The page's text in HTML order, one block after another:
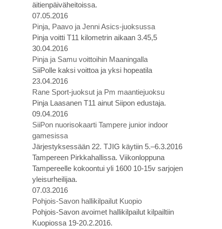
äitienpäiväheitoissa.
07.05.2016
Pinja, Paavo ja Jenni Asics-juoksussa
Pinja voitti T11 kilometrin aikaan 3.45,5
30.04.2016
Pinja ja Samu voittoihin Maaningalla
SiiPolle kaksi voittoa ja yksi hopeatila
23.04.2016
Rane Sport-juoksut ja Pm maantiejuoksu
Pinja Laasanen T11 ainut Siipon edustaja.
09.04.2016
SiiPon nuorisokaarti Tampere junior indoor
gamesissa
Järjestyksessään 22. TJIG käytiin 5.–6.3.2016
Tampereen Pirkkahallissa. Viikonloppuna
Tampereelle kokoontui yli 1600 10-15v sarjojen
yleisurheilijaa.
07.03.2016
Pohjois-Savon hallikilpailut Kuopio
Pohjois-Savon avoimet hallikilpailut kilpailtiin
Kuopiossa 19-20.2.2016.